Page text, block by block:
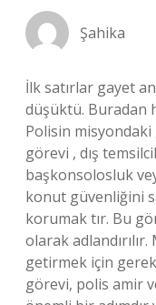
Şahika
İlk satırlar gayet
düşüktü. Buradan
Polisin
görevi , dış
başkonsolosluk
konut güvenliğini
korumak tır. Bu
olarak
getirmek için
görevi, polis amir